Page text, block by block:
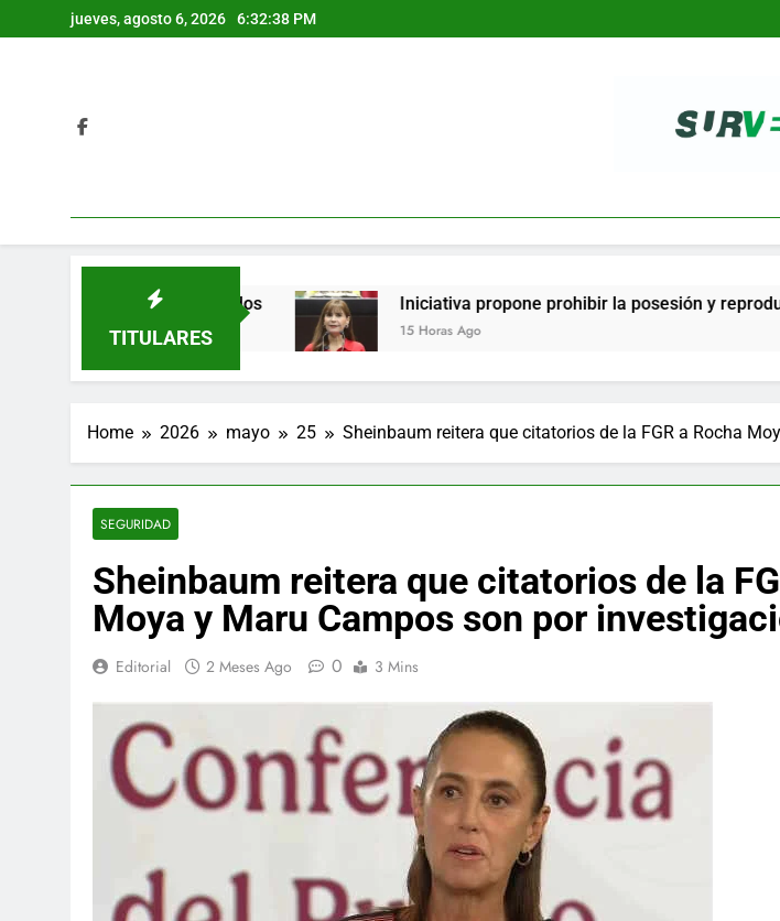
to
jueves, agosto 6, 2026 6:32:39 PM
TITULARES
varios detenidos Iniciativa propone prohibir la posesión y reproducción de
15 Horas Ago
Home 2026 mayo 25 Sheinbaum reitera que citatorios de la FGR a Rocha
SEGURIDAD
Sheinbaum reitera que citatorios de la
Moya y Maru Campos son por
Editorial 2 Meses Ago 0 3 Mins